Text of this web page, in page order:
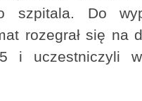
szpitala. Do
rozegrał się na
i uczestniczyli